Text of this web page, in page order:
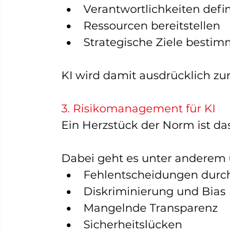
Verantwortlichkeiten
Ressourcen bereitstellen
Strategische Ziele
KI wird damit ausdrücklich
3. Risikomanagement für KI
Ein Herzstück der Norm ist
Dabei geht es unter anderem
Fehlentscheidungen
Diskriminierung und Bias
Mangelnde Transparenz
Sicherheitslücken